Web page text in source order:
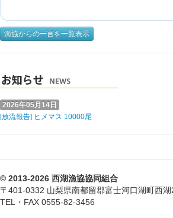
漁協からの一言を一覧表示
2026年05月14日
[放流報告] ヒメマス 10000尾
© 2013-2026 西湖漁協協同組合
〒401-0332 山梨県南都留郡富士河口湖町西湖
TEL・FAX 0555-82-3456